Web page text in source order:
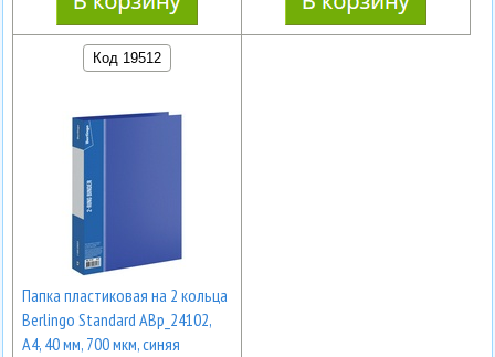
Код 19512
Папка пластиковая на 2 кольца
Berlingo Standard ABp_24102,
А4, 40 мм, 700 мкм, синяя